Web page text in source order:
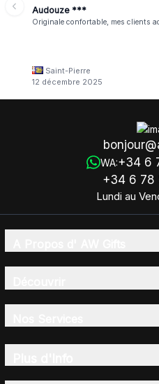
Audouze ***
Originale confortable, mes clients
Saint-Pierre
12 décembre 2025
WA:+34 6
+34 6 78
Lundi au